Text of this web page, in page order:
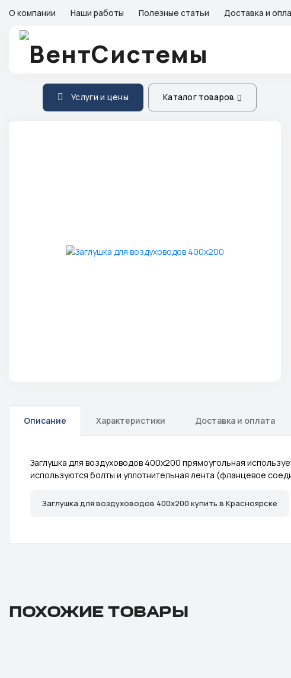
О компании Наши работы Полезные статьи Доставка и
Услуги и цены Каталог товаров
Описание Характеристики Доставка и оплата
Заглушка для воздуховодов 400x200 прямоугольная
используются болты и уплотнительная лента (фланцевое
Заглушка для воздуховодов 400x200 купить в Красноярске
ПОХОЖИЕ ТОВАРЫ